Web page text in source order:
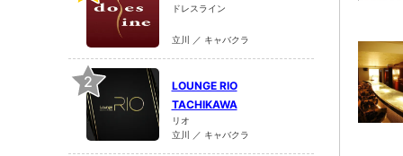
ドレスライン
立川 ／ キャバクラ
2
LOUNGE RIO
TACHIKAWA
リオ
立川 ／ キャバクラ